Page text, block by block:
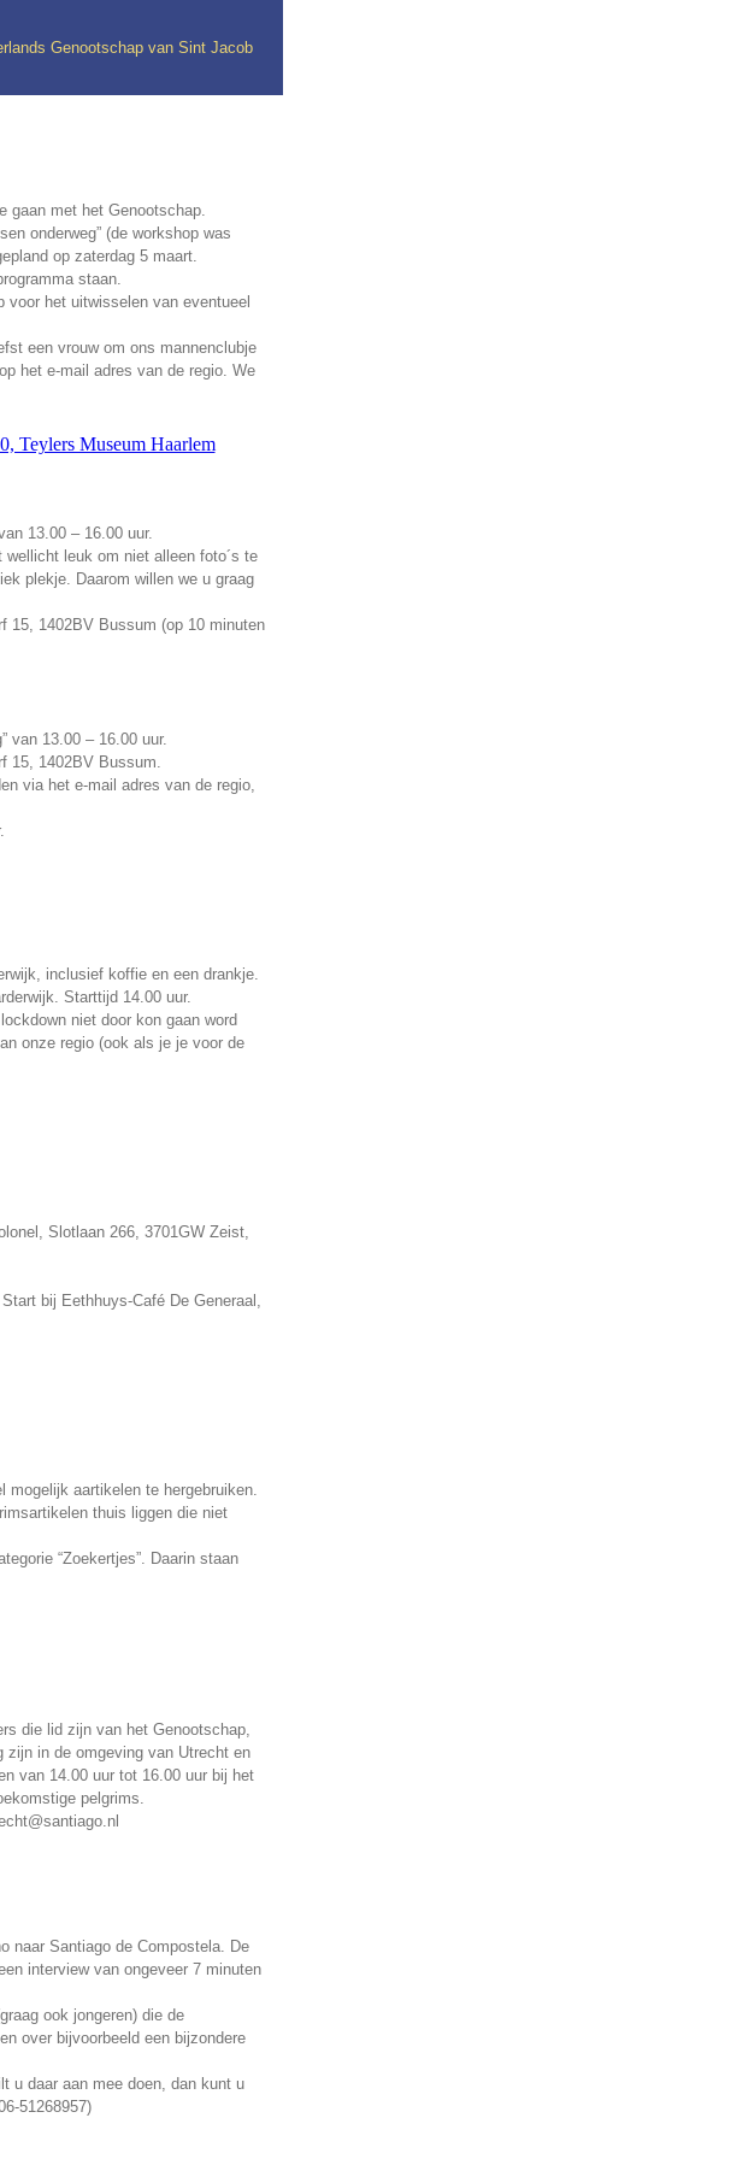
Genootschap van Sint Jacob
gaan met het Genootschap.
onderweg” (de workshop was
op zaterdag 5 maart.
staan.
voor het uitwisselen van eventueel
een vrouw om ons mannenclubje
het e-mail adres van de regio. We
13.00 – 16.00 uur.
leuk om niet alleen foto´s te
plekje. Daarom willen we u graag
15, 1402BV Bussum (op 10 minuten
van 13.00 – 16.00 uur.
15, 1402BV Bussum.
via het e-mail adres van de regio,
inclusief koffie en een drankje.
Starttijd 14.00 uur.
niet door kon gaan word
onze regio (ook als je je voor de
Slotlaan 266, 3701GW Zeist,
bij Eethhuys-Café De Generaal,
mogelijk aartikelen te hergebruiken.
thuis liggen die niet
“Zoekertjes”. Daarin staan
die lid zijn van het Genootschap,
zijn in de omgeving van Utrecht en
van 14.00 uur tot 16.00 uur bij het
pelgrims.
naar Santiago de Compostela. De
interview van ongeveer 7 minuten
ook jongeren) die de
over bijvoorbeeld een bijzondere
u daar aan mee doen, dan kunt u
51268957)